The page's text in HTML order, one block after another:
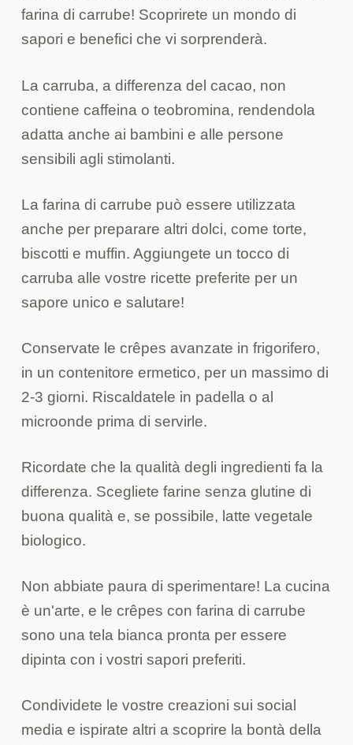
farina di carrube! Scoprirete un mondo di
sapori e benefici che vi sorprenderà.
La carruba, a differenza del cacao, non
contiene caffeina o teobromina, rendendola
adatta anche ai bambini e alle persone
sensibili agli stimolanti.
La farina di carrube può essere utilizzata
anche per preparare altri dolci, come torte,
biscotti e muffin. Aggiungete un tocco di
carruba alle vostre ricette preferite per un
sapore unico e salutare!
Conservate le crêpes avanzate in frigorifero,
in un contenitore ermetico, per un massimo di
2-3 giorni. Riscaldatele in padella o al
microonde prima di servirle.
Ricordate che la qualità degli ingredienti fa la
differenza. Scegliete farine senza glutine di
buona qualità e, se possibile, latte vegetale
biologico.
Non abbiate paura di sperimentare! La cucina
è un'arte, e le crêpes con farina di carrube
sono una tela bianca pronta per essere
dipinta con i vostri sapori preferiti.
Condividete le vostre creazioni sui social
media e ispirate altri a scoprire la bontà della